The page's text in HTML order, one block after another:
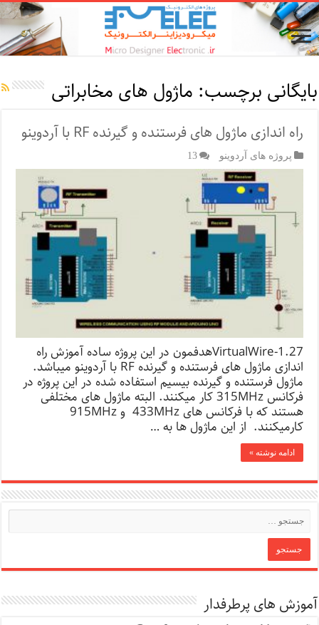
بایگانی برچسب: ماژول های مخابراتی
راه اندازی ماژول های فرستنده و گیرنده RF با آردوینو
پروژه های آردوینو 13
VirtualWire-1.27هدفمون در این پروژه ساده آموزش راه
اندازی ماژول های فرستنده و گیرنده RF با آردوینو میباشد.
ماژول فرستنده و گیرنده بیسیم استفاده شده در این پروژه در
فرکانس 315MHz کار میکنند. البته ماژول های مختلفی
هستند که با فرکانس های 433MHz و 915MHz
کارمیکنند. از این ماژول ها به …
ادامه نوشته »
آموزش های پرطرفدار